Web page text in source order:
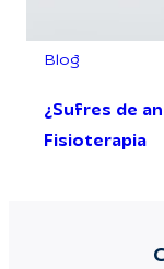
Blog
¿Sufres de
Fisioterapia